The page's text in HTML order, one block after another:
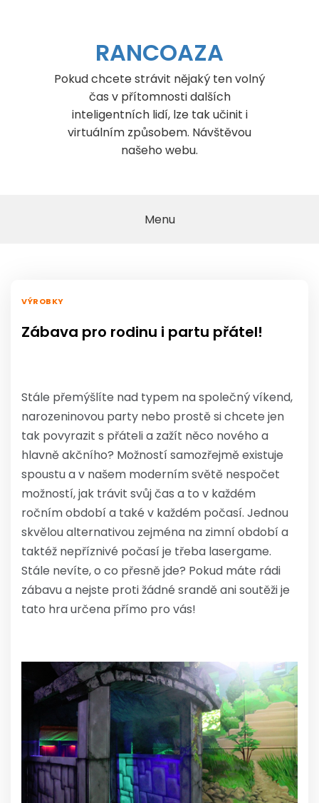
RANCOAZA
Pokud chcete strávit nějaký ten volný
čas v přítomnosti dalších
inteligentních lidí, lze tak učinit i
virtuálním způsobem. Návštěvou
našeho webu.
Menu
VÝROBKY
Zábava pro rodinu i partu přátel!
Stále přemýšlíte nad typem na společný víkend,
narozeninovou party nebo prostě si chcete jen
tak povyrazit s přáteli a zažít něco nového a
hlavně akčního? Možností samozřejmě existuje
spoustu a v našem moderním světě nespočet
možností, jak trávit svůj čas a to v každém
ročním období a také v každém počasí. Jednou
skvělou alternativou zejména na zimní období a
taktéž nepříznivé počasí je třeba lasergame.
Stále nevíte, o co přesně jde? Pokud máte rádi
zábavu a nejste proti žádné srandě ani soutěži je
tato hra určena přímo pro vás!